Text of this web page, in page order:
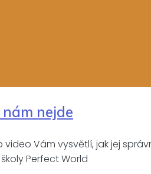
nejde
Vám vysvětlí, jak jej
Perfect World